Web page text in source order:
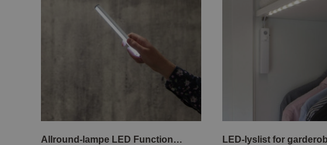
Allround-lampe LED Functional / Sminkelampe